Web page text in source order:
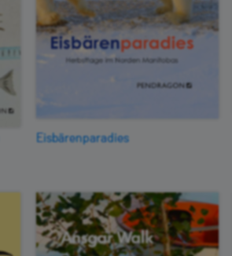
Eisbärenparadies